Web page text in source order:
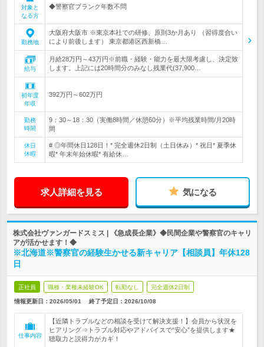
対象と
なる方
◆警察官ブランク年数不問
勤務地
大阪府大阪市 ※東京本社での研修、原則3か月あり （習得度合い
により前後します） 東京都港区西新橋…
給与
月給28万円～43万円※前職・経験・能力を最大限考慮し、決定致
します。上記には20時間分のみなし残業代(37,900…
初年度
年収
392万円～602万円
勤務
時間
9：30～18：30（実働8時間／休憩60分）※平均残業時間/月20時
間
休日
休暇
# ◎年間休日128日！* 完全週休2日制（土日休み）* 祝日* 夏季休
暇* 年末年始休暇* 有給休…
求人詳細を見る 気になる
株式会社ヴァンガードスミス | 《急成長企業》◆民間企業や警察官のキャリ
アが活かせます！◆
※北海道※警察官の経験生かせる新キャリア【相談員】年休128
日
正社員 職種・業種未経験OK 転勤なし 完全週休2日制
情報更新日：2026/05/01 終了予定日： 2026/10/08
仕事内容
【近隣トラブルなどの相談を受けて解決支援！】会員から状況を
ヒアリング⇒トラブル対応やアドバイスで“安心”を提供します★
聴取力と説得力がカギ！